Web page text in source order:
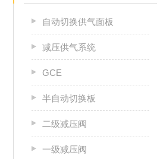
自动切换供气面板
减压供气系统
GCE
半自动切换板
二级减压阀
一级减压阀